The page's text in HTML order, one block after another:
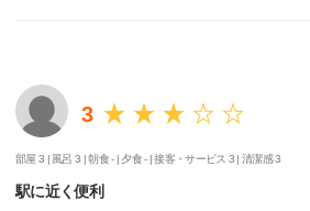
3
部屋 3 | 風呂 3 |朝食 - | 夕食 - |接客・サービス 3 |清潔感 3
駅に近く便利